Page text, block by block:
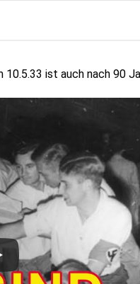
ist auch nach 90